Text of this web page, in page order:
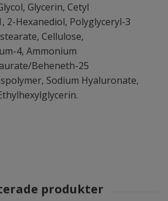
Glycerin, Cetyl
2-Hexanediol, Polyglyceryl-3
Cellulose,
4, Ammonium
Beheneth-25
Sodium Hyaluronate,